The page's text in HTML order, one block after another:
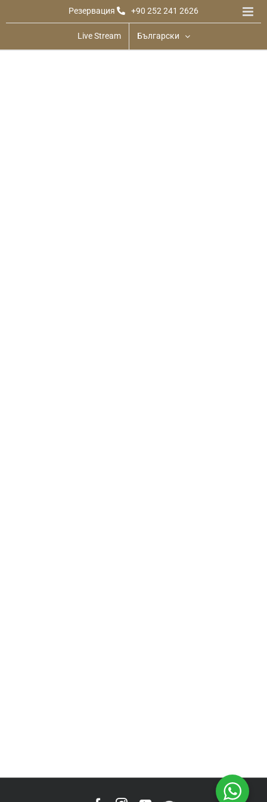
to
Резервация +90 252 241 2626
Live Stream Български